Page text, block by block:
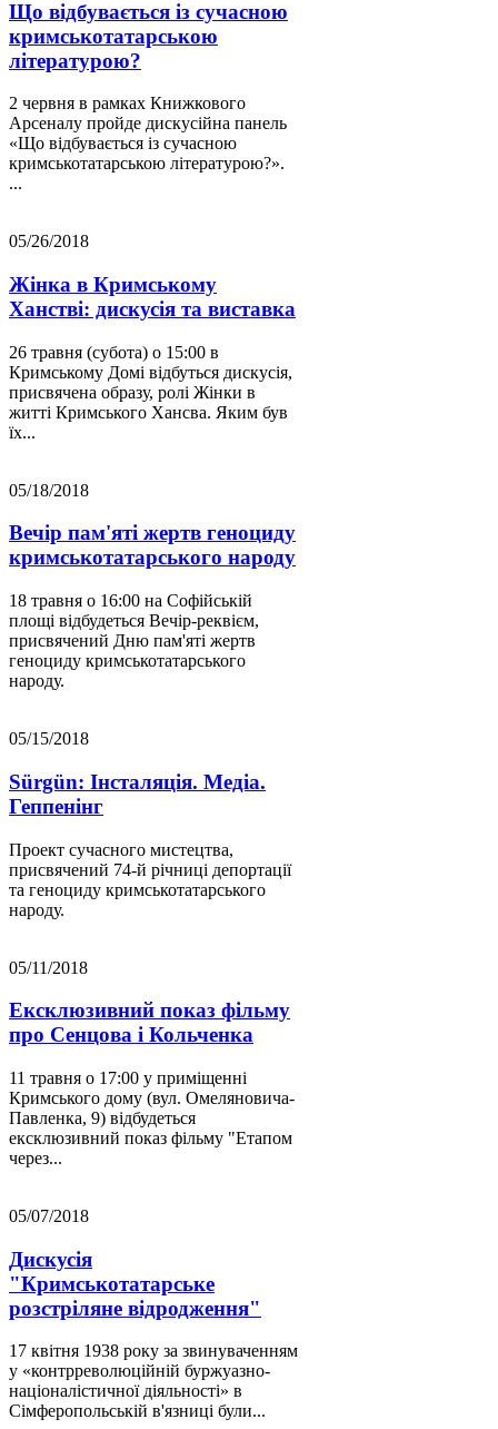
Що відбувається із сучасною
кримськотатарською
літературою?
2 червня в рамках Книжкового
Арсеналу пройде дискусійна панель
«Що відбувається із сучасною
кримськотатарською літературою?».
...
05/26/2018
Жінка в Кримському
Ханстві: дискусія та виставка
26 травня (субота) о 15:00 в
Кримському Домі відбуться дискусія,
присвячена образу, ролі Жінки в
житті Кримського Хансва. Яким був
їх...
05/18/2018
Вечір пам'яті жертв геноциду
кримськотатарського народу
18 травня о 16:00 на Софійській
площі відбудеться Вечір-реквієм,
присвячений Дню пам'яті жертв
геноциду кримськотатарського
народу.
05/15/2018
Sürgün: Інсталяція. Медіа.
Геппенінг
Проект сучасного мистецтва,
присвячений 74-й річниці депортації
та геноциду кримськотатарського
народу.
05/11/2018
Ексклюзивний показ фільму
про Сенцова і Кольченка
11 травня о 17:00 у приміщенні
Кримського дому (вул. Омеляновича-
Павленка, 9) відбудеться
ексклюзивний показ фільму "Етапом
через...
05/07/2018
Дискусія
"Кримськотатарське
розстріляне відродження"
17 квітня 1938 року за звинуваченням
у «контрреволюційній буржуазно-
націоналістичної діяльності» в
Сімферопольській в'язниці були...